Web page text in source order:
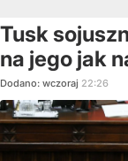
Tusk
na jego jak
Dodano: wczoraj 22:26